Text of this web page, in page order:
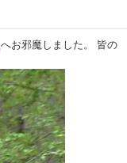
へお邪魔しました。 皆の